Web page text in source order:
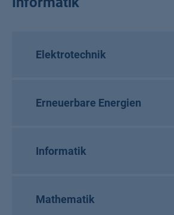
Elektrotechnik
Erneuerbare Energien
Informatik
Mathematik